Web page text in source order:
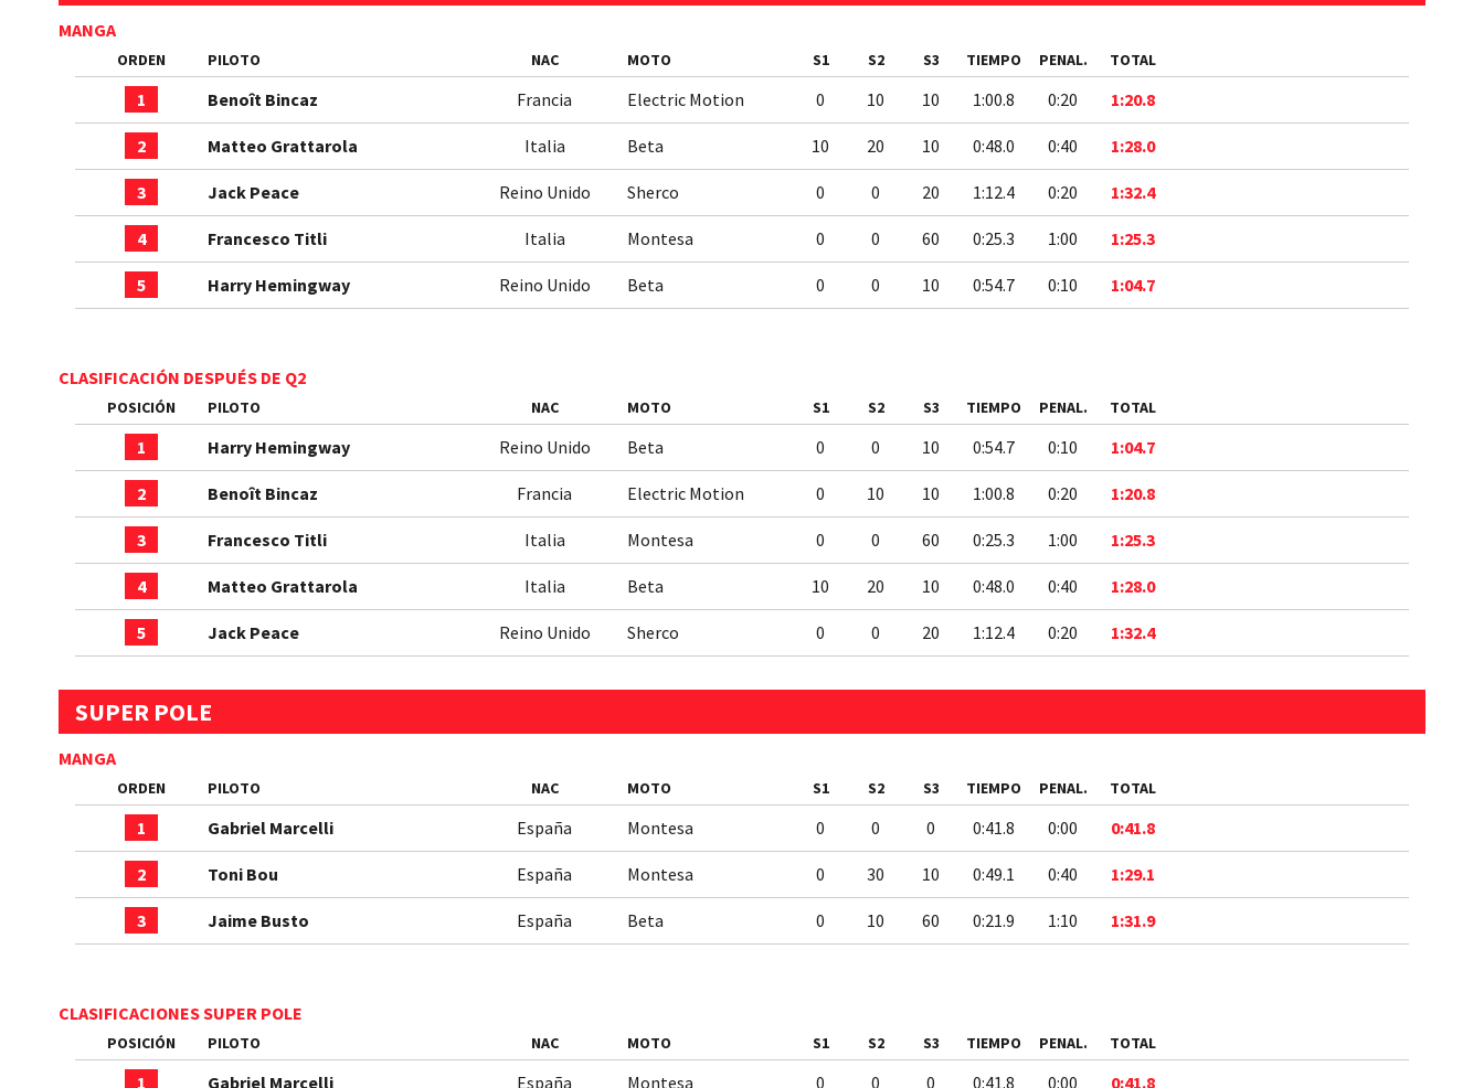
MANGA
ORDEN PILOTO NAC MOTO S1 S2 S3 TIEMPO PENAL. TOTAL
1 Benoît Bincaz Francia Electric Motion 0 10 10 1:00.8 0:20 1:20.8
2 Matteo Grattarola Italia Beta 10 20 10 0:48.0 0:40 1:28.0
3 Jack Peace Reino Unido Sherco 0 0 20 1:12.4 0:20 1:32.4
4 Francesco Titli Italia Montesa 0 0 60 0:25.3 1:00 1:25.3
5 Harry Hemingway Reino Unido Beta 0 0 10 0:54.7 0:10 1:04.7
CLASIFICACIÓN DESPUÉS DE Q2
POSICIÓN PILOTO NAC MOTO S1 S2 S3 TIEMPO PENAL. TOTAL
1 Harry Hemingway Reino Unido Beta 0 0 10 0:54.7 0:10 1:04.7
2 Benoît Bincaz Francia Electric Motion 0 10 10 1:00.8 0:20 1:20.8
3 Francesco Titli Italia Montesa 0 0 60 0:25.3 1:00 1:25.3
4 Matteo Grattarola Italia Beta 10 20 10 0:48.0 0:40 1:28.0
5 Jack Peace Reino Unido Sherco 0 0 20 1:12.4 0:20 1:32.4
SUPER POLE
MANGA
ORDEN PILOTO NAC MOTO S1 S2 S3 TIEMPO PENAL. TOTAL
1 Gabriel Marcelli España Montesa 0 0 0 0:41.8 0:00 0:41.8
2 Toni Bou España Montesa 0 30 10 0:49.1 0:40 1:29.1
3 Jaime Busto España Beta 0 10 60 0:21.9 1:10 1:31.9
CLASIFICACIONES SUPER POLE
POSICIÓN PILOTO NAC MOTO S1 S2 S3 TIEMPO PENAL. TOTAL
1 Gabriel Marcelli España Montesa 0 0 0 0:41.8 0:00 0:41.8